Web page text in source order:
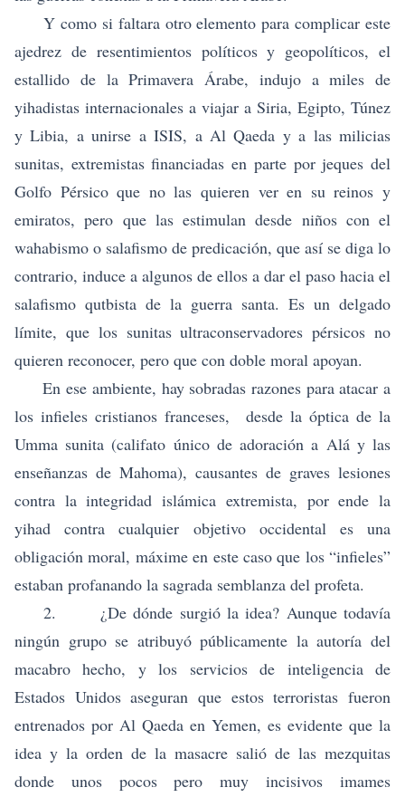
Y como si faltara otro elemento para complicar este
ajedrez de resentimientos políticos y geopolíticos, el
estallido de la Primavera Árabe, indujo a miles de
yihadistas internacionales a viajar a Siria, Egipto, Túnez
y Libia, a unirse a ISIS, a Al Qaeda y a las milicias
sunitas, extremistas financiadas en parte por jeques del
Golfo Pérsico que no las quieren ver en su reinos y
emiratos, pero que las estimulan desde niños con el
wahabismo o salafismo de predicación, que así se diga lo
contrario, induce a algunos de ellos a dar el paso hacia el
salafismo qutbista de la guerra santa. Es un delgado
límite, que los sunitas ultraconservadores pérsicos no
quieren reconocer, pero que con doble moral apoyan.
En ese ambiente, hay sobradas razones para atacar a
los infieles cristianos franceses, desde la óptica de la
Umma sunita (califato único de adoración a Alá y las
enseñanzas de Mahoma), causantes de graves lesiones
contra la integridad islámica extremista, por ende la
yihad contra cualquier objetivo occidental es una
obligación moral, máxime en este caso que los “infieles”
estaban profanando la sagrada semblanza del profeta.
2. ¿De dónde surgió la idea? Aunque todavía
ningún grupo se atribuyó públicamente la autoría del
macabro hecho, y los servicios de inteligencia de
Estados Unidos aseguran que estos terroristas fueron
entrenados por Al Qaeda en Yemen, es evidente que la
idea y la orden de la masacre salió de las mezquitas
donde unos pocos pero muy incisivos imames